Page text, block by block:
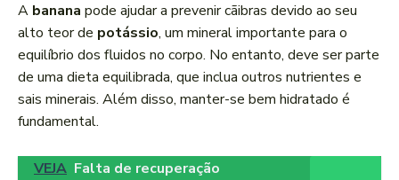
A banana pode ajudar a prevenir cãibras devido ao seu
alto teor de potássio, um mineral importante para o
equilíbrio dos fluidos no corpo. No entanto, deve ser parte
de uma dieta equilibrada, que inclua outros nutrientes e
sais minerais. Além disso, manter-se bem hidratado é
fundamental.
VEJA Falta de recuperação